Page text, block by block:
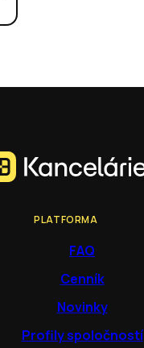
PLATFORMA
FAQ
Cenník
Novinky
Profily spoločností